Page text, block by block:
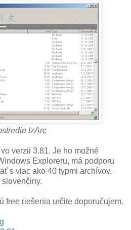
IzArc
verzii 3.81. Je ho možné
Exploreru, má podporu
s viac ako 40 typmi archívov.
free riešenia určite doporučujem.